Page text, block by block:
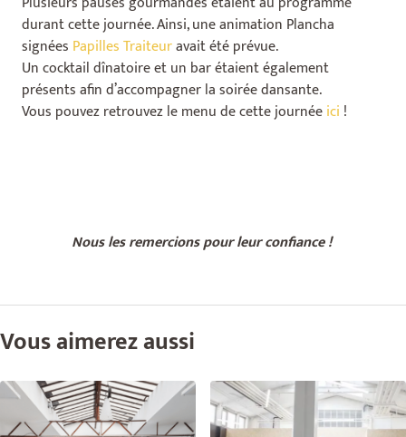
durant cette journée. Ainsi, une animation Plancha
signées Papilles Traiteuravait été prévue.
Un cocktail dînatoire et un bar étaient également
présents afin d’accompagner la soirée dansante.
Vous pouvez retrouvez le menu de cette journéeici !
Nous les remercions pour leur confiance !
Vous aimerez aussi